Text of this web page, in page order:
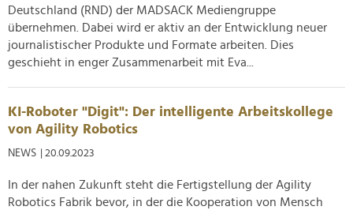
Deutschland (RND) der MADSACK Mediengruppe
übernehmen. Dabei wird er aktiv an der Entwicklung neuer
journalistischer Produkte und Formate arbeiten. Dies
geschieht in enger Zusammenarbeit mit Eva...
KI-Roboter "Digit": Der intelligente Arbeitskollege
von Agility Robotics
NEWS | 20.09.2023
In der nahen Zukunft steht die Fertigstellung der Agility
Robotics Fabrik bevor, in der die Kooperation von Mensch